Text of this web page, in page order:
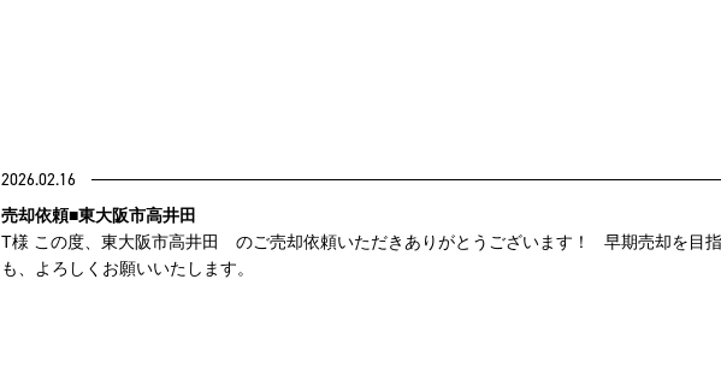
2026.02.16
売却依頼■東大阪市高井田
T様 この度、東大阪市高井田 のご売却依頼いただきありがとうございます！ 早期売却を目
も、よろしくお願いいたします。